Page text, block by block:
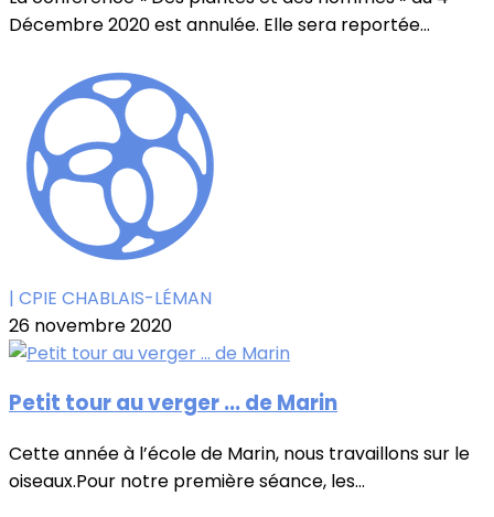
Décembre 2020 est annulée. Elle sera reportée...
| CPIE CHABLAIS-LÉMAN
26 novembre 2020
Petit tour au verger ... de Marin
Cette année à l’école de Marin, nous travaillons sur le
oiseaux.Pour notre première séance, les...